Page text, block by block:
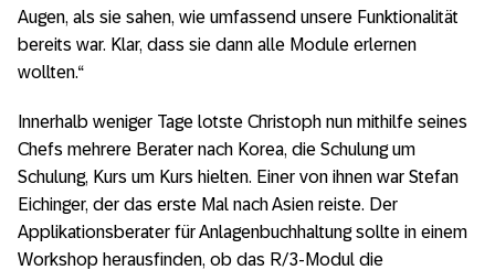
Augen, als sie sahen, wie umfassend unsere Funktionalität
bereits war. Klar, dass sie dann alle Module erlernen
wollten.“
Innerhalb weniger Tage lotste Christoph nun mithilfe seines
Chefs mehrere Berater nach Korea, die Schulung um
Schulung, Kurs um Kurs hielten. Einer von ihnen war Stefan
Eichinger, der das erste Mal nach Asien reiste. Der
Applikationsberater für Anlagenbuchhaltung sollte in einem
Workshop herausfinden, ob das R/3-Modul die